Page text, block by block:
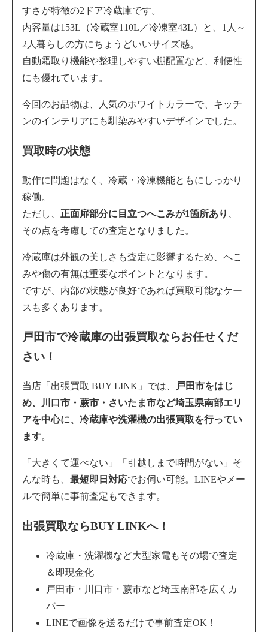
すさが特徴の2ドア冷蔵庫です。
内容量は153L（冷蔵室110L／冷凍室43L）と、1人～
2人暮らしの方にちょうどいいサイズ感。
自動霜取り機能や整理しやすい棚配置など、利便性
にも優れています。
今回のお品物は、人気のホワイトカラーで、キッチ
ンのインテリアにも馴染みやすいデザインでした。
買取時の状態
動作に問題はなく、冷蔵・冷凍機能ともにしっかり
稼働。
ただし、 正面扉部分に目立つへこみが1箇所あり
その点を考慮しての査定となりました。
冷蔵庫は外観の美しさも査定に影響するため、へこ
みや傷の有無は重要なポイントとなります。
ですが、内部の状態が良好であれば買取可能なケー
スも多くあります。
戸田市で冷蔵庫の出張買取ならお任せくだ
さい！
当店「出張買取 BUY LINK」では、
戸田市をはじ
め、川口市・蕨市・さいたま市など埼玉県南部エリ
アを中心に、冷蔵庫や洗濯機の出張買取を行ってい
ます。
「大きくて運べない」「引越しまで時間がない」そ
んな時も、 最短即日対応でお伺い可能。LINEやメー
ルで簡単に事前査定もできます。
出張買取ならBUY LINKへ！
冷蔵庫・洗濯機など大型家電もその場で査定
＆即現金化
戸田市・川口市・蕨市など埼玉南部を広くカ
バー
LINEで画像を送るだけで事前査定OK！